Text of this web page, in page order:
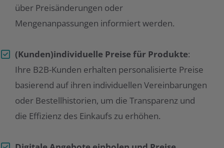
über Preisänderungen oder
Mengenanpassungen informiert werden.
(Kunden)individuelle Preise für Produkte:
Ihre B2B-Kunden erhalten personalisierte Preise
basierend auf ihren individuellen Vereinbarungen
oder Bestellhistorien, um die Transparenz und
die Effizienz des Einkaufs zu erhöhen.